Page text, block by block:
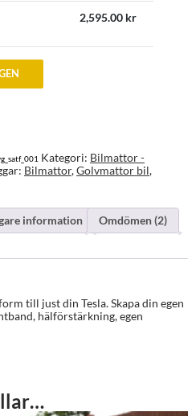
2,595.00 kr
Kategori: Bilmattor -
Bilmattor,Golvmattor bil,
information
Omdömen (2)
till just din Tesla. Skapa din egen
hälförstärkning, egen